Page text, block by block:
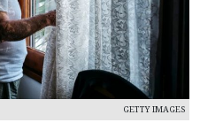
GETTY IMAGES